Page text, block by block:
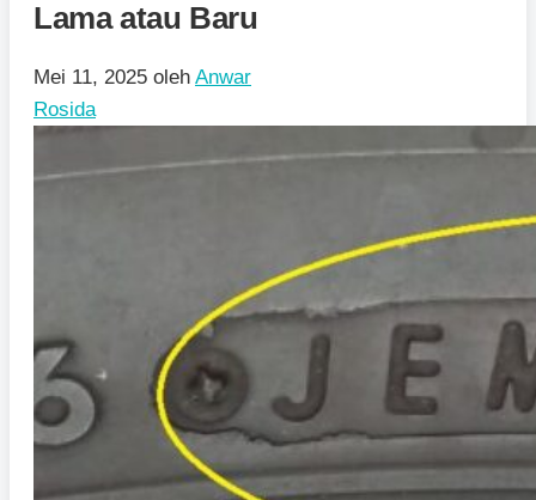
Lama atau Baru
Mei 11, 2025 oleh Anwar
Rosida